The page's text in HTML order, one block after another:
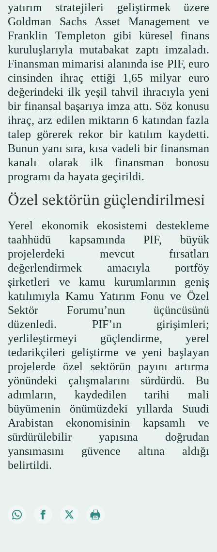
yatırım stratejileri geliştirmek üzere
Goldman Sachs Asset Management ve
Franklin Templeton gibi küresel finans
kuruluşlarıyla mutabakat zaptı imzaladı.
Finansman mimarisi alanında ise PIF, euro
cinsinden ihraç ettiği 1,65 milyar euro
değerindeki ilk yeşil tahvil ihracıyla yeni
bir finansal başarıya imza attı. Söz konusu
ihraç, arz edilen miktarın 6 katından fazla
talep görerek rekor bir katılım kaydetti.
Bunun yanı sıra, kısa vadeli bir finansman
kanalı olarak ilk finansman bonosu
programı da hayata geçirildi.
Özel sektörün güçlendirilmesi
Yerel ekonomik ekosistemi destekleme
taahhüdü kapsamında PIF, büyük
projelerdeki mevcut fırsatları
değerlendirmek amacıyla portföy
şirketleri ve kamu kurumlarının geniş
katılımıyla Kamu Yatırım Fonu ve Özel
Sektör Forumu’nun üçüncüsünü
düzenledi. PIF’ın girişimleri;
yerlileştirmeyi güçlendirme, yerel
tedarikçileri geliştirme ve yeni başlayan
projelerde özel sektörün payını artırma
yönündeki çalışmalarını sürdürdü. Bu
adımların, kaydedilen tarihi mali
büyümenin önümüzdeki yıllarda Suudi
Arabistan ekonomisinin kapsamlı ve
sürdürülebilir yapısına doğrudan
yansımasını güvence altına aldığı
belirtildi.